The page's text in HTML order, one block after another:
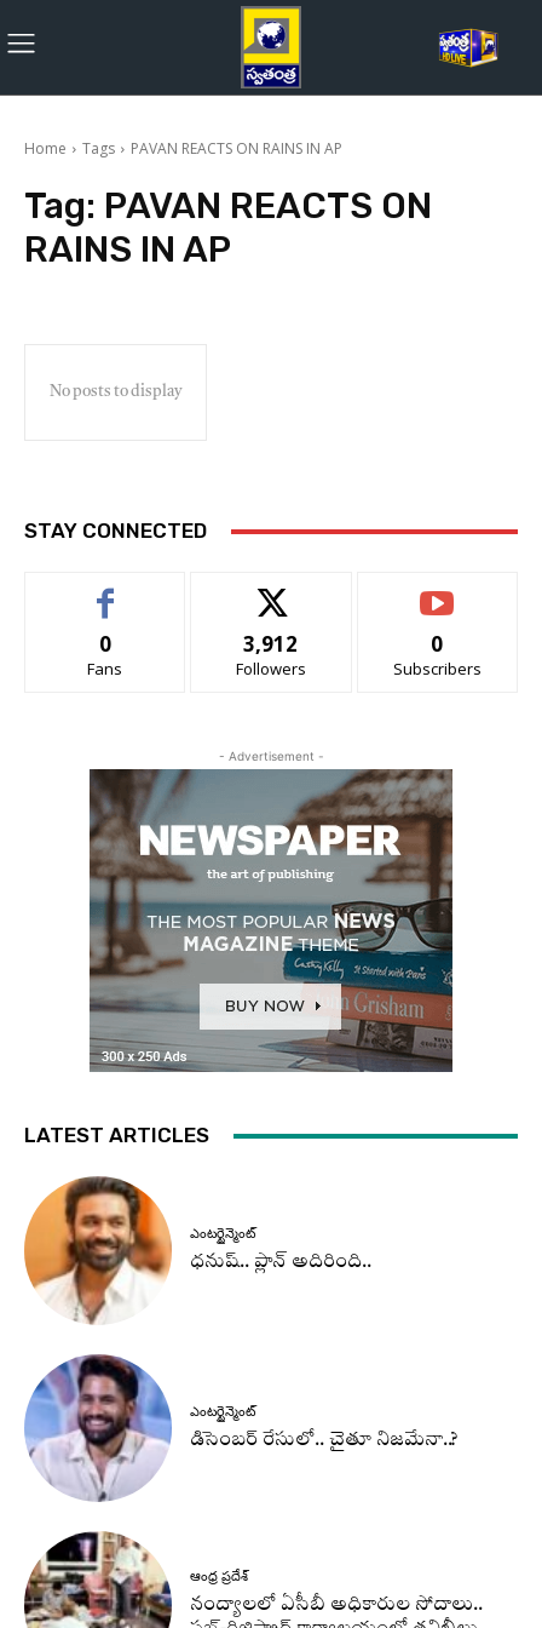
Home Tags PAVAN REACTS ON RAINS IN AP
Tag: PAVAN REACTS ON
RAINS IN AP
No posts to display
STAY CONNECTED
0
Fans
3,912
Followers
0
Subscribers
- Advertisement -
LATEST ARTICLES
ఎంటర్టైన్మెంట్
ధనుష్‌.. ప్లాన్ అదిరింది..
ఎంటర్టైన్మెంట్
డిసెంబర్ రేసులో.. చైతూ నిజమేనా..?
ఆంధ్ర ప్రదేశ్
నంద్యాలలో ఏసీబీ అధికారుల సోదాలు..